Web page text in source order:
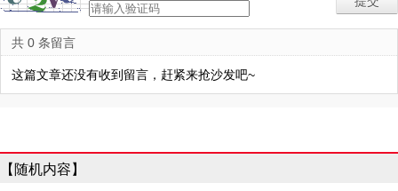
共 0 条留言
这篇文章还没有收到留言，赶紧来抢沙发吧~
【随机内容】